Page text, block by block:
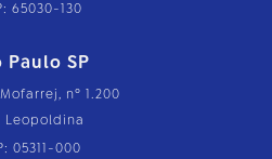
65030-130
Paulo SP
nº 1.200
Leopoldina
05311-000